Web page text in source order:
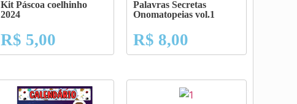
Kit Páscoa coelhinho
2024
R$ 5,00
Palavras Secretas
Onomatopeias vol.1
R$ 8,00